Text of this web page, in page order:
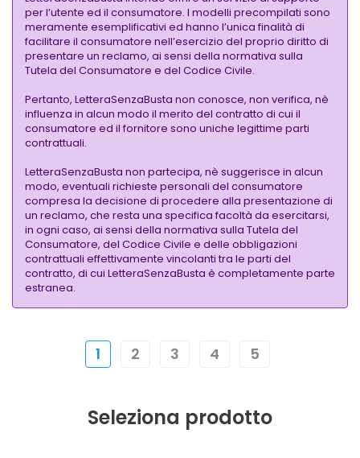
per l’utente ed il consumatore. I modelli precompilati sono
meramente esemplificativi ed hanno l’unica finalità di
facilitare il consumatore nell’esercizio del proprio diritto di
presentare un reclamo, ai sensi della normativa sulla
Tutela del Consumatore e del Codice Civile.
Pertanto, LetteraSenzaBusta non conosce, non verifica, nè
influenza in alcun modo il merito del contratto di cui il
consumatore ed il fornitore sono uniche legittime parti
contrattuali.
LetteraSenzaBusta non partecipa, nè suggerisce in alcun
modo, eventuali richieste personali del consumatore
compresa la decisione di procedere alla presentazione di
un reclamo, che resta una specifica facoltà da esercitarsi,
in ogni caso, ai sensi della normativa sulla Tutela del
Consumatore, del Codice Civile e delle obbligazioni
contrattuali effettivamente vincolanti tra le parti del
contratto, di cui LetteraSenzaBusta è completamente parte
estranea.
1 2 3 4 5
Seleziona prodotto